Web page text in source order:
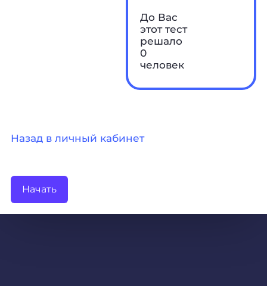
До Вас
этот тест
решало
0
человек
Назад в личный кабинет
Начать